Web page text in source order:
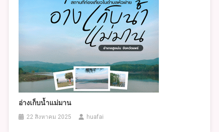
อ่างเก็บน้ำแม่มาน
22 สิงหาคม 2025 huafai